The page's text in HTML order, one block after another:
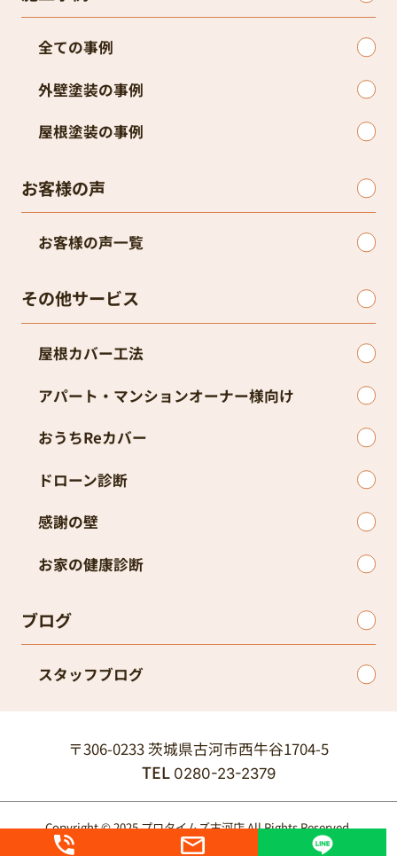
全ての事例
外壁塗装の事例
屋根塗装の事例
お客様の声
お客様の声一覧
その他サービス
屋根カバー工法
アパート・マンションオーナー様向け
おうちReカバー
ドローン診断
感謝の壁
お家の健康診断
ブログ
スタッフブログ
〒306-0233 茨城県古河市西牛谷1704-5
TEL 0280-23-2379
Copyright © 2025 プロタイムズ古河店 All Rights Reserved.
個人情報保護方針